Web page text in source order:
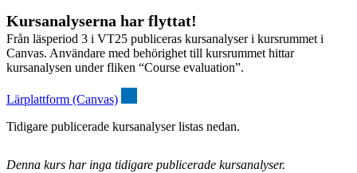
Kursanalyserna har flyttat!
Från läsperiod 3 i VT25 publiceras kursanalyser i kursrummet i
Canvas. Användare med behörighet till kursrummet hittar
kursanalysen under fliken “Course evaluation”.
Lärplattform (Canvas)
Tidigare publicerade kursanalyser listas nedan.
Denna kurs har inga tidigare publicerade kursanalyser.